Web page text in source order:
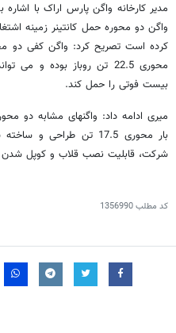
مدیر کارخانه واگن پارس اراک با
کرده است تصریح کرد: واگن کفی دو
محوری 22.5 تن روباز بوده و
بیست فوتی را حمل کند.
میری ادامه داد: واگنهای مشابه دو
بار محوری 17.5 تن
شرکت، قابلیت نصب قلاب و کوپل شدن
کد مطلب1356990